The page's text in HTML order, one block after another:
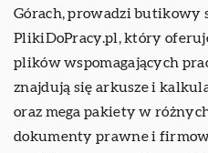
Górach, prowadzi
PlikiDoPracy.pl, który
plików wspomagających
znajdują się arkusze i
oraz mega pakiety w
dokumenty prawne i